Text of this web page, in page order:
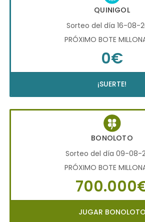
QUINIGOL
Sorteo del día 16-08-
PRÓXIMO BOTE
0€
¡SUERTE!
BONOLOTO
Sorteo del día 09-08-
PRÓXIMO BOTE
JUGAR BONOLOTO